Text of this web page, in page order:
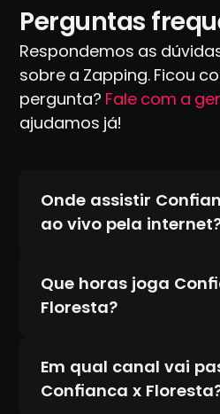
Perguntas
Respondemos as
sobre a Zapping. Ficou
pergunta? Fale com a
ajudamos já!
Onde assistir
ao vivo pela
Que horas joga
Floresta?
Em qual canal vai
Confianca x